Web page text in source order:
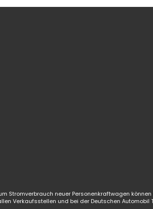
Stromverbrauch neuer Personenkraftwagen
Verkaufsstellen und bei der Deutschen Automobil